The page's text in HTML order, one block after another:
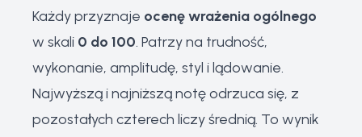
Każdy przyznaje ocenę wrażenia ogólnego
w skali 0 do 100. Patrzy na trudność,
wykonanie, amplitudę, styl i lądowanie.
Najwyższą i najniższą notę odrzuca się, z
pozostałych czterech liczy średnią. To wynik